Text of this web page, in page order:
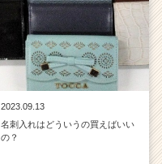
2023.09.13
名刺入れはどういうの買えばいい
の？